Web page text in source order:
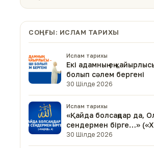
СОҢҒЫ: ИСЛАМ ТАРИХЫ
Ислам тарихы
Екі адамның ең
болып сәлем бергені
30 Шілде 2026
Ислам тарихы
«Қайда болсаңдар да,
сендермен бірге…»
30 Шілде 2026